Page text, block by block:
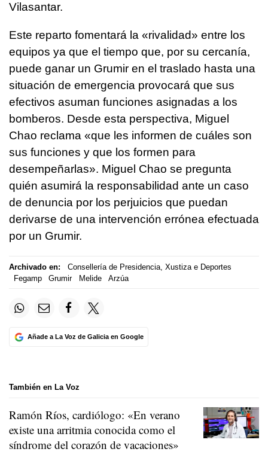
Vilasantar.
Este reparto fomentará la «rivalidad» entre los
equipos ya que el tiempo que, por su cercanía,
puede ganar un Grumir en el traslado hasta una
situación de emergencia provocará que sus
efectivos asuman funciones asignadas a los
bomberos. Desde esta perspectiva, Miguel
Chao reclama «que les informen de cuáles son
sus funciones y que los formen para
desempeñarlas». Miguel Chao se pregunta
quién asumirá la responsabilidad ante un caso
de denuncia por los perjuicios que puedan
derivarse de una intervención errónea efectuada
por un Grumir.
Archivado en:
Consellería de Presidencia, Xustiza e Deportes
Fegamp
Grumir Melide Arzúa
Añade a La Voz de Galicia en Google
También en La Voz
Ramón Ríos, cardiólogo: «En verano
existe una arritmia conocida como el
síndrome del corazón de vacaciones»